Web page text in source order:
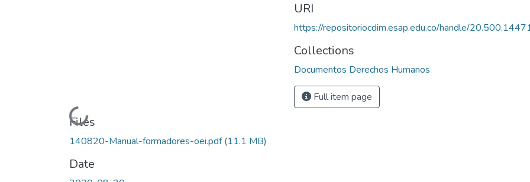
Loading...
Files
140820-Manual-formadores-oei.pdf(11.1 MB)
Date
URI
https://repositoriocdim.esap.edu.co/handle/
Collections
Documentos Derechos Humanos
Full item page